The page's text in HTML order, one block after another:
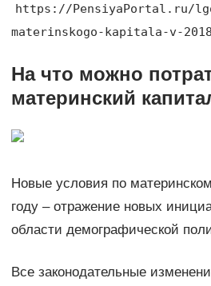
https://PensiyaPortal.ru/
materinskogo-kapitala-v-
На что можно
материнский
Новые условия по
году – отражение новых
области демографической
Все законодательные